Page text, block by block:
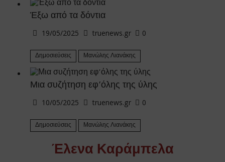
Έξω από τα δόντια
19/05/2025 truenews.gr 0
Δημοσιεύσεις Μανώλης Λιανάκης
Μια συζήτηση εφ’όλης της ύλης
10/05/2025 truenews.gr 0
Δημοσιεύσεις Μανώλης Λιανάκης
Έλενα Καράμπελα